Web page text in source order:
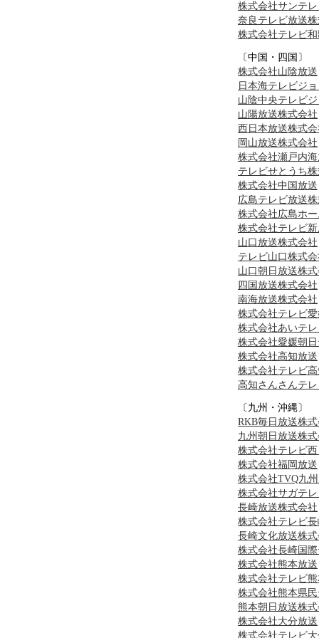
株式会社サンテ
奈良テレビ放送
株式会社テレビ
〔中国・四国〕
株式会社山陰放送
日本海テレビジ
山陰中央テレビ
山陽放送株式会社
西日本放送株式
岡山放送株式会社
株式会社瀬戸内
テレビせとうち
株式会社中国放送
広島テレビ放送
株式会社広島ホ
株式会社テレビ
山口放送株式会社
テレビ山口株式
山口朝日放送株
四国放送株式会社
南海放送株式会社
株式会社テレビ
株式会社あいテ
株式会社愛媛朝
株式会社高知放送
株式会社テレビ
高知さんさんテ
〔九州・沖縄〕
RKB毎日放送株
九州朝日放送株
株式会社テレビ
株式会社福岡放送
株式会社TVQ九
株式会社サガテ
長崎放送株式会社
株式会社テレビ
長崎文化放送株
株式会社長崎国
株式会社熊本放送
株式会社テレビ
株式会社熊本県
熊本朝日放送株
株式会社大分放送
株式会社テレビ